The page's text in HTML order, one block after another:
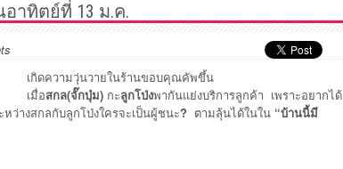
าทิตย์ที่ 13 ม.ค.
เกิดความวุ่นวายในร้านขอบคุณคัพขึ้น
เมื่อสกล(จั๊กบุ๋ม) กะลูกโป่งพากันแย่งบริการลูกค้า เพราะอยากได้
หว่างสกลกับลูกโป่งใครจะเป็นผู้ชนะ? ตามลุ้นได้ในใน “บ้านนี้มี